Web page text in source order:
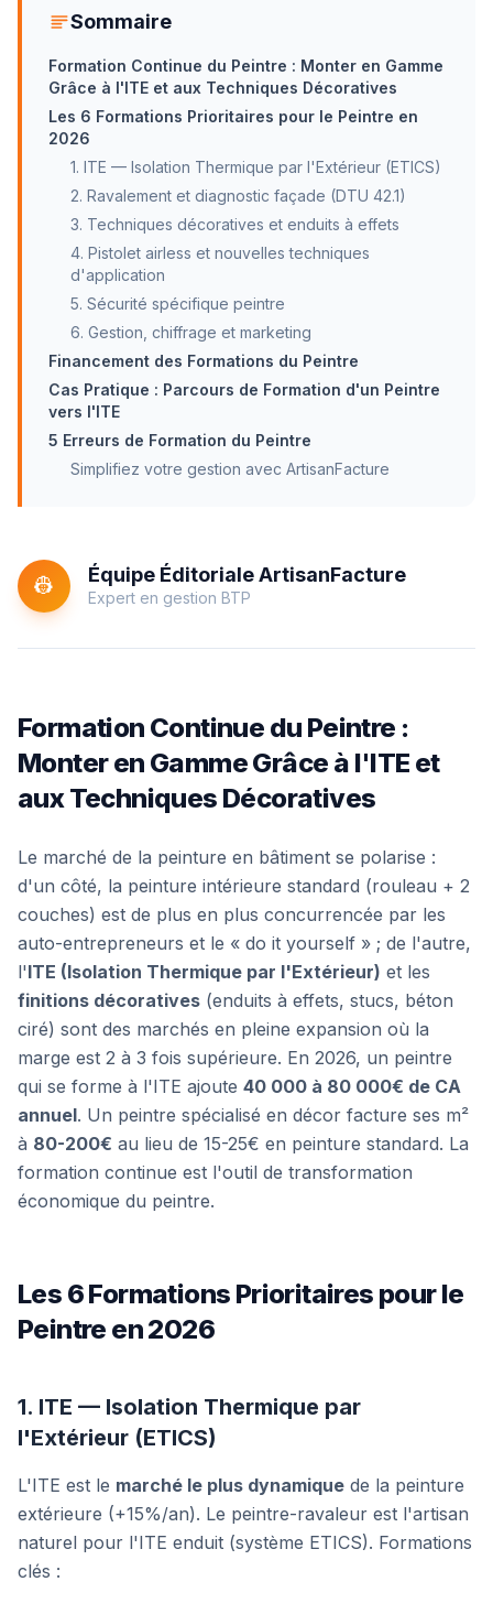
Sommaire
Formation Continue du Peintre : Monter en Gamme
Grâce à l'ITE et aux Techniques Décoratives
Les 6 Formations Prioritaires pour le Peintre en
2026
1. ITE — Isolation Thermique par l'Extérieur (ETICS)
2. Ravalement et diagnostic façade (DTU 42.1)
3. Techniques décoratives et enduits à effets
4. Pistolet airless et nouvelles techniques
d'application
5. Sécurité spécifique peintre
6. Gestion, chiffrage et marketing
Financement des Formations du Peintre
Cas Pratique : Parcours de Formation d'un Peintre
vers l'ITE
5 Erreurs de Formation du Peintre
Simplifiez votre gestion avec ArtisanFacture
👷 Équipe Éditoriale ArtisanFacture
Expert en gestion BTP
Formation Continue du Peintre :
Monter en Gamme Grâce à l'ITE et
aux Techniques Décoratives
Le marché de la peinture en bâtiment se polarise :
d'un côté, la peinture intérieure standard (rouleau + 2
couches) est de plus en plus concurrencée par les
auto-entrepreneurs et le « do it yourself » ; de l'autre,
l'ITE (Isolation Thermique par l'Extérieur) et les
finitions décoratives (enduits à effets, stucs, béton
ciré) sont des marchés en pleine expansion où la
marge est 2 à 3 fois supérieure. En 2026, un peintre
qui se forme à l'ITE ajoute 40 000 à 80 000€ de CA
annuel. Un peintre spécialisé en décor facture ses m²
à 80-200€ au lieu de 15-25€ en peinture standard. La
formation continue est l'outil de transformation
économique du peintre.
Les 6 Formations Prioritaires pour le
Peintre en 2026
1. ITE — Isolation Thermique par
l'Extérieur (ETICS)
L'ITE est le marché le plus dynamique de la peinture
extérieure (+15%/an). Le peintre-ravaleur est l'artisan
naturel pour l'ITE enduit (système ETICS). Formations
clés :